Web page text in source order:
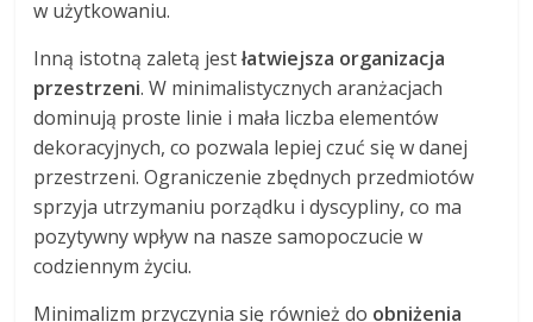
w użytkowaniu.
Inną istotną zaletą jestłatwiejsza organizacja
przestrzeni. W minimalistycznych aranżacjach
dominują proste linie i mała liczba elementów
dekoracyjnych, co pozwala lepiej czuć się w danej
przestrzeni. Ograniczenie zbędnych przedmiotów
sprzyja utrzymaniu porządku i dyscypliny, co ma
pozytywny wpływ na nasze samopoczucie w
codziennym życiu.
Minimalizm przyczynia się również do obniżenia